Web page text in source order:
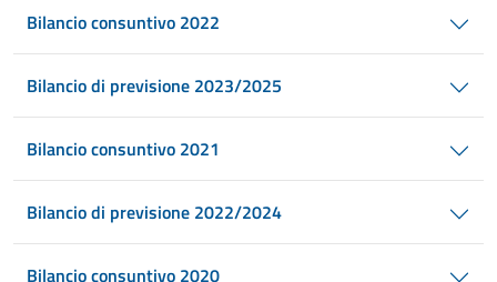
Bilancio consuntivo 2022
Bilancio di previsione 2023/2025
Bilancio consuntivo 2021
Bilancio di previsione 2022/2024
Bilancio consuntivo 2020